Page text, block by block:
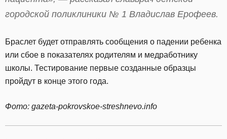
городской поликлиники № 1 Владислав Ерофеев.
Браслет будет отправлять сообщения о падении ребенка
или сбое в показателях родителям и медработнику
школы. Тестирование первые созданные образцы
пройдут в конце этого года.
Фото: gazeta-pokrovskoe-streshnevo.info